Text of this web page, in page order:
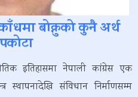
बोक्नुको कुनै अर्थ
इतिहासमा नेपाली कांग्रेस एक
स्थापनादेखि संविधान निर्माणसम्म